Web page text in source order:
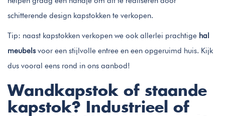
schitterende design kapstokken te verkopen.
Tip: naast kapstokken verkopen we ook allerlei prachtige hal
meubelsvoor een stijlvolle entree en een opgeruimd huis. Kijk
dus vooral eens rond in ons aanbod!
Wandkapstok of staande
kapstok? Industrieel of